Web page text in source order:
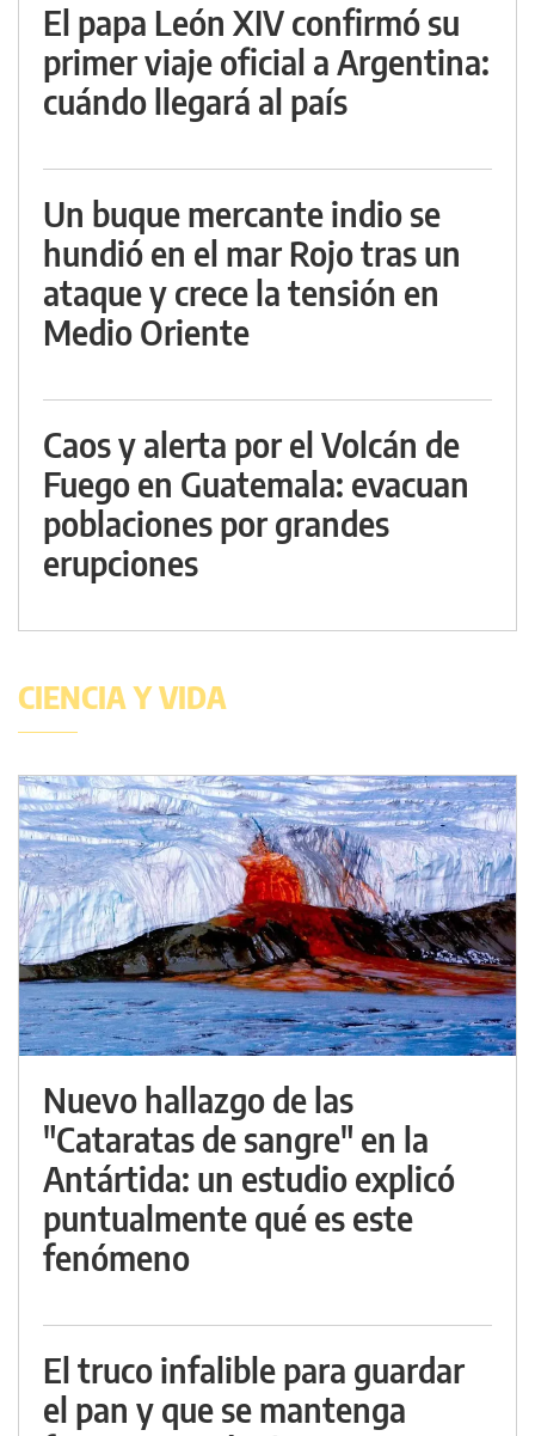
El papa León XIV confirmó su
primer viaje oficial a Argentina:
cuándo llegará al país
Un buque mercante indio se
hundió en el mar Rojo tras un
ataque y crece la tensión en
Medio Oriente
Caos y alerta por el Volcán de
Fuego en Guatemala: evacuan
poblaciones por grandes
erupciones
CIENCIA Y VIDA
Nuevo hallazgo de las
"Cataratas de sangre" en la
Antártida: un estudio explicó
puntualmente qué es este
fenómeno
El truco infalible para guardar
el pan y que se mantenga